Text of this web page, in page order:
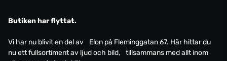
Butiken har flyttat.
Vi har nu blivit en del av Elon på Fleminggatan 67. Här hittar du
nu ett fullsortiment av ljud och bild, tillsammans med allt inom